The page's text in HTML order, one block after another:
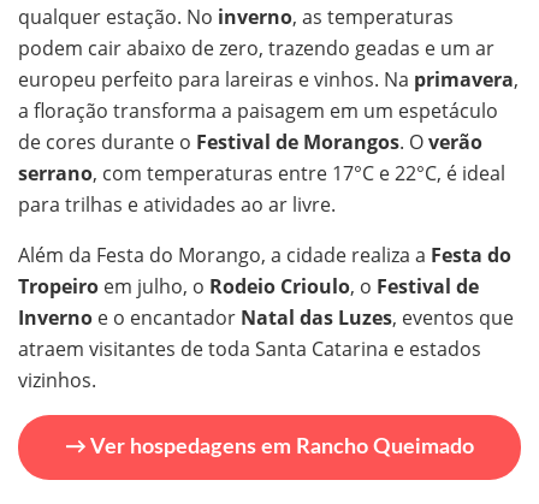
qualquer estação. No inverno, as temperaturas
podem cair abaixo de zero, trazendo geadas e um ar
europeu perfeito para lareiras e vinhos. Na primavera,
a floração transforma a paisagem em um espetáculo
de cores durante o Festival de Morangos. Overão
serrano, com temperaturas entre 17°C e 22°C, é ideal
para trilhas e atividades ao ar livre.
Além da Festa do Morango, a cidade realiza a Festa do
Tropeiro em julho, o Rodeio Crioulo, o Festival de
Inverno e o encantador Natal das Luzes, eventos que
atraem visitantes de toda Santa Catarina e estados
vizinhos.
→ Ver hospedagens em Rancho Queimado